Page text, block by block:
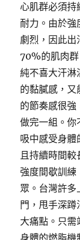
心肌群必須持
耐力。由於強
劇烈，因此出
70%的肌肉
純不喜大汗淋
的黏膩感，又
的節奏感很
做完一組。你
吸中感受身
且持續時間較
強度間歇訓練
眾。台灣許多
門，甩手深
大痛點。只需
身體的燃脂